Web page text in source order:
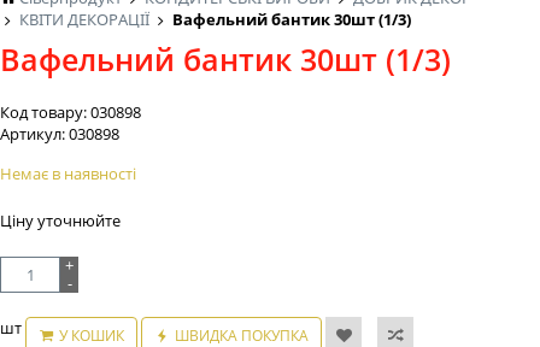
КВІТИ ДЕКОРАЦІЇ
Вафельний бантик 30шт (1/3)
Вафельний бантик 30шт (1/3)
Код товару:030898
Артикул:030898
Немає в наявності
Ціну уточнюйте
+
-
шт У КОШИК ШВИДКА ПОКУПКА